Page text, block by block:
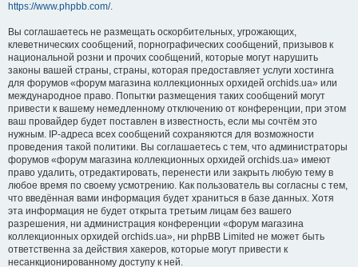
https://www.phpbb.com/.
Вы соглашаетесь не размещать оскорбительных, угрожающих,
клеветнических сообщений, порнографических сообщений, призывов к
национальной розни и прочих сообщений, которые могут нарушить
законы вашей страны, страны, которая предоставляет услуги хостинга
для форумов «форум магазина коллекционных орхидей orchids.ua» или
международное право. Попытки размещения таких сообщений могут
привести к вашему немедленному отключению от конференции, при этом
ваш провайдер будет поставлен в известность, если мы сочтём это
нужным. IP-адреса всех сообщений сохраняются для возможности
проведения такой политики. Вы соглашаетесь с тем, что администраторы
форумов «форум магазина коллекционных орхидей orchids.ua» имеют
право удалить, отредактировать, перенести или закрыть любую тему в
любое время по своему усмотрению. Как пользователь вы согласны с тем,
что введённая вами информация будет храниться в базе данных. Хотя
эта информация не будет открыта третьим лицам без вашего
разрешения, ни администрация конференции «форум магазина
коллекционных орхидей orchids.ua», ни phpBB Limited не может быть
ответственна за действия хакеров, которые могут привести к
несанкционированному доступу к ней.